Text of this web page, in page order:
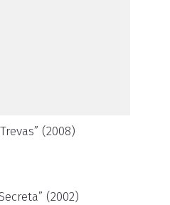
(2008)
(2002)